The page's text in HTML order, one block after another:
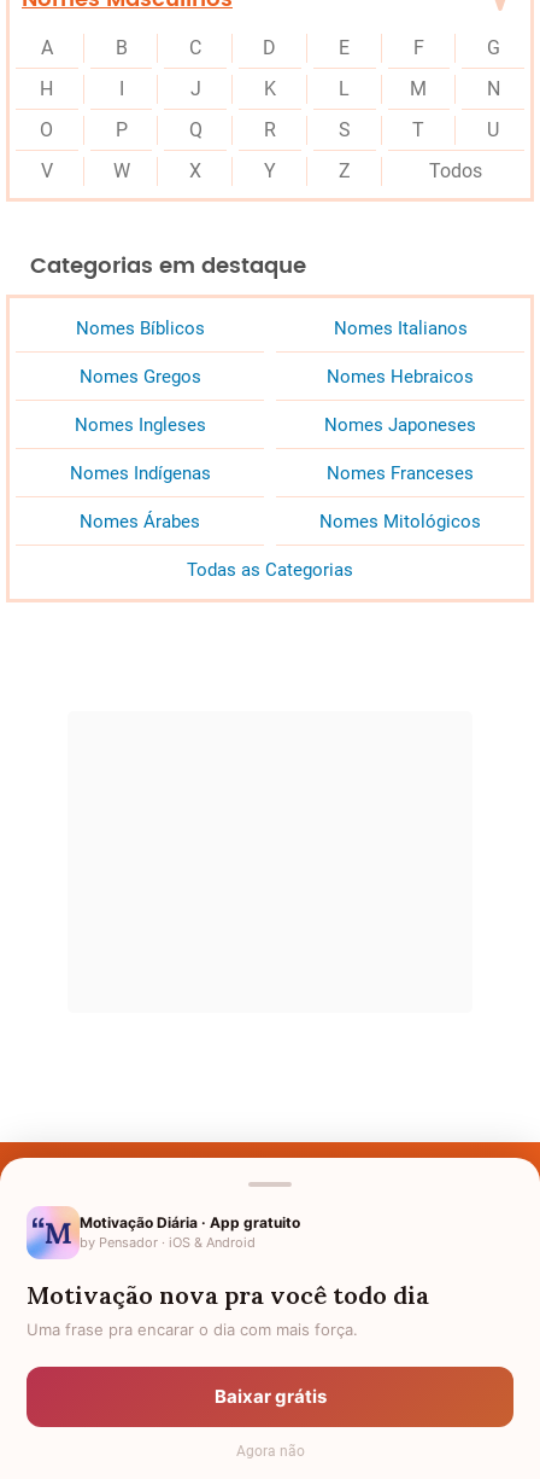
A B C D E F
G
H
J K L M
N
O
P Q R S T
U
V
W X Y Z Todos
Categorias em destaque
Nomes Bíblicos Nomes Italianos
Nomes Gregos Nomes Hebraicos
Nomes Ingleses Nomes Japoneses
Nomes Indígenas Nomes Franceses
Nomes Árabes Nomes Mitológicos
Todas as Categorias
Nomes pelo Mundo
Política de Privacidade
Anuncie
Termos de Uso
Motivação Diária · App gratuito
by Pensador · iOS & Android
Motivação nova pra você todo dia
Uma frase pra encarar o dia com mais força.
Baixar grátis
Agora não